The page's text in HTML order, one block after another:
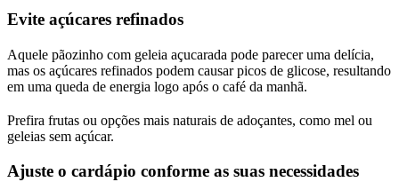
Evite açúcares refinados
Aquele pãozinho com geleia açucarada pode parecer uma delícia,
mas os açúcares refinados podem causar picos de glicose, resultando
em uma queda de energia logo após o café da manhã.
Prefira frutas ou opções mais naturais de adoçantes, como mel ou
geleias sem açúcar.
Ajuste o cardápio conforme as suas necessidades